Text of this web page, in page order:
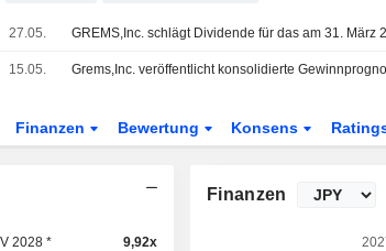
27.05.
15.05.
Finanzen Bewertung Konsens
2028 * 9,92x
Finanzen